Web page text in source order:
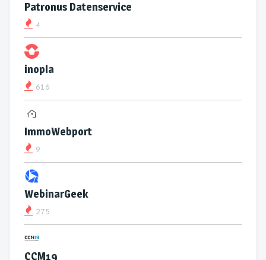
Patronus Datenservice
4
inopla
616
ImmoWebport
9
WebinarGeek
275
CCM19